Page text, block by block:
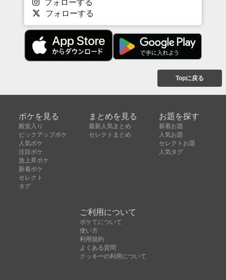
フォローする
Topに戻る
ボケを見る
殿堂入り
ピックアップボケ
人気ボケ
注目ボケ
急上昇ボケ
新着ボケ
セレクト
タグ
まとめを見る
最新人気まとめ
セレクトまとめ
お題を探す
新着お題
人気お題
セレクトお題
人気タグ
ご利用について
ボケてについて
使い方
利用規約
よくある質問
クッキーの利用について